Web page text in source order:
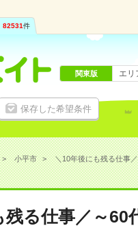
82531件
保存した希望条件
関東版 エリ
小平市 ＼10年後にも残る仕事
残る仕事／～60